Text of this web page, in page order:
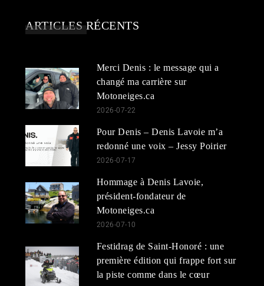
ARTICLES RÉCENTS
Merci Denis : le message qui a
changé ma carrière sur
Motoneiges.ca
2026-07-22
Pour Denis – Denis Lavoie m’a
redonné une voix – Jessy Poirier
2026-07-17
Hommage à Denis Lavoie,
président-fondateur de
Motoneiges.ca
2026-07-10
Festidrag de Saint-Honoré : une
première édition qui frappe fort sur
la piste comme dans le cœur